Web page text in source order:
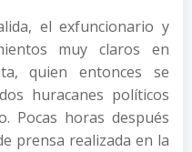
el exfuncionario y
muy claros en
quien entonces se
huracanes políticos
Pocas horas después
prensa realizada en la